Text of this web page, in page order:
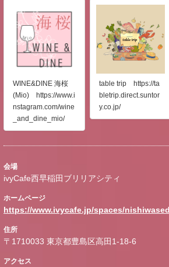
WINE&DINE 海桜
(Mio) https://www.i
nstagram.com/wine
_and_dine_mio/
table trip https://ta
bletrip.direct.suntor
y.co.jp/
会場
ivyCafe西早稲田ブリリアシティ
ホームページ
https://www.ivycafe.jp/spaces/
住所
〒1710033 東京都豊島区高田1-18-6
アクセス